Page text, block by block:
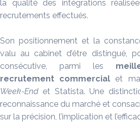
la qualité des intégrations
recrutements effectués.
Son positionnement et la
valu au cabinet d’être distingué,
consécutive, parmi les
recrutement commercial et
Week-End et Statista. Une
reconnaissance du marché et
sur la précision, l’implication et